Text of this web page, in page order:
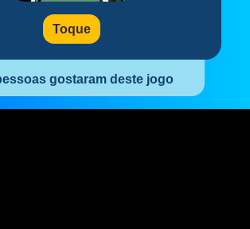
Toque
gostaram deste jogo